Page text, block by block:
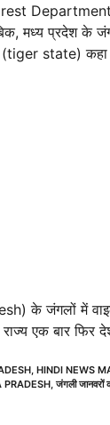
मध्य प्रदेश के
(tiger state) कहा
के जंगलों में
एक बार फिर
, HINDI NEWS
PRADESH,जंगली जानवरों